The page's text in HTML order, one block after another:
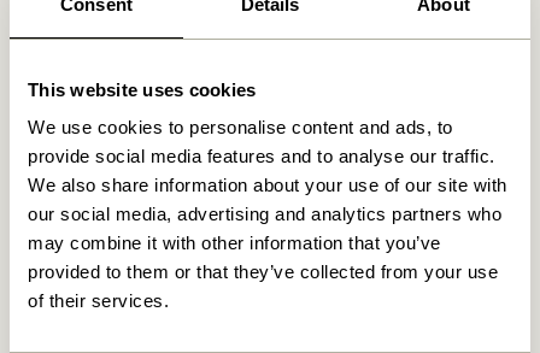
This website uses cookies
We use cookies to personalise content and ads, to
provide social media features and to analyse our traffic.
We also share information about your use of our site with
our social media, advertising and analytics partners who
may combine it with other information that you’ve
provided to them or that they’ve collected from your use
of their services.
Fri fragt over
Relaterede varer